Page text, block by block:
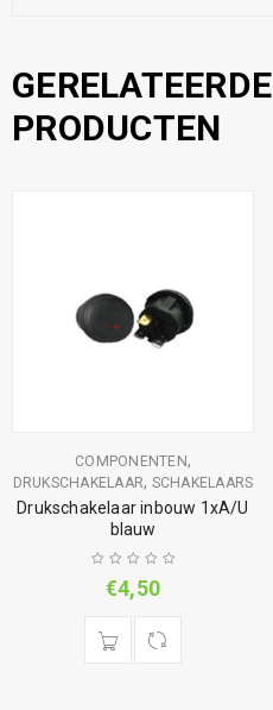
GERELATEERDE
PRODUCTEN
COMPONENTEN,
DRUKSCHAKELAAR, SCHAKELAARS
Drukschakelaar inbouw 1xA/U
blauw
€4,50